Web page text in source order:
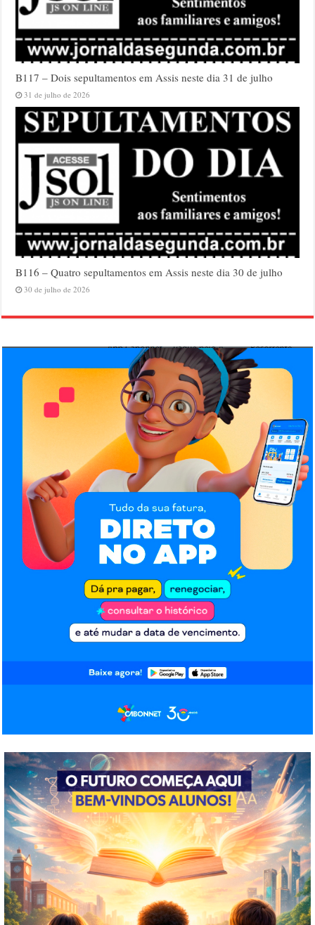
B117 – Dois sepultamentos em Assis neste dia 31 de julho
31 de julho de 2026
B116 – Quatro sepultamentos em Assis neste dia 30 de julho
30 de julho de 2026